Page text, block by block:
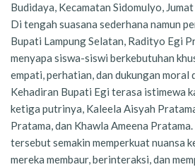
Budidaya, Kecamatan Sidomulyo,
Di tengah suasana sederhana namun
Bupati Lampung Selatan, Radityo Egi
menyapa siswa-siswi berkebutuhan
empati, perhatian, dan dukungan moral
Kehadiran Bupati Egi terasa istimewa
ketiga putrinya, Kaleela Aisyah
Pratama, dan Khawla Ameena
tersebut semakin memperkuat nuansa
mereka membaur, berinteraksi, dan